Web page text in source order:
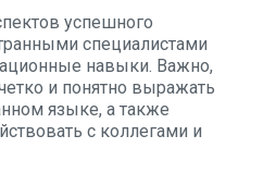
успешного
специалистами
навыки. Важно,
и понятно выражать
языке, а также
с коллегами и